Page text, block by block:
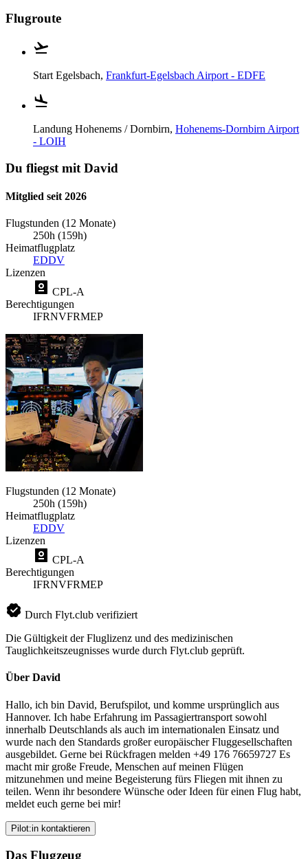
Flugroute
Start Egelsbach, Frankfurt-Egelsbach Airport - EDFE
Landung Hohenems / Dornbirn, Hohenems-Dornbirn Airport
- LOIH
Du fliegst mit David
Mitglied seit 2026
Flugstunden (12 Monate)
250h (159h)
Heimatflugplatz
EDDV
Lizenzen
CPL-A
Berechtigungen
IFRNVFRMEP
Flugstunden (12 Monate)
250h (159h)
Heimatflugplatz
EDDV
Lizenzen
CPL-A
Berechtigungen
IFRNVFRMEP
Durch Flyt.club verifiziert
Die Gültigkeit der Fluglizenz und des medizinischen
Tauglichkeitszeugnisses wurde durch Flyt.club geprüft.
Über David
Hallo, ich bin David, Berufspilot, und komme ursprünglich aus
Hannover. Ich habe Erfahrung im Passagiertransport sowohl
innerhalb Deutschlands als auch im internationalen Einsatz und
wurde nach den Standards großer europäischer Fluggesellschaften
ausgebildet. Gerne bei Rückfragen melden +49 176 76659727 Es
macht mir große Freude, Menschen auf meinen Flügen
mitzunehmen und meine Begeisterung fürs Fliegen mit ihnen zu
teilen. Wenn ihr besondere Wünsche oder Ideen für einen Flug habt,
meldet euch gerne bei mir!
Pilot:in kontaktieren
Das Flugzeug